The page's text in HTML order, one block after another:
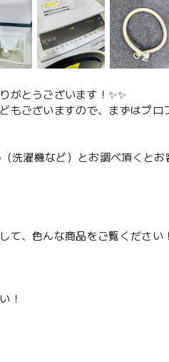
がとうございます！✨✨
もございますので、まずはプ
洗濯機など）とお調べ頂くとお
て、色んな商品をご覧ください
！